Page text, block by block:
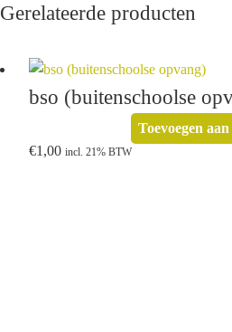
Gerelateerde producten
bso (buitenschoolse
€1,00 incl. 21% BTW
Toevoegen aan